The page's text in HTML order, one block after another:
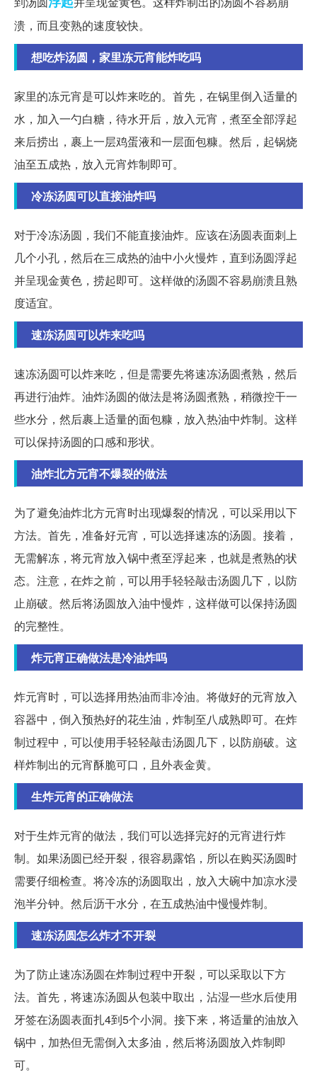
溃，而且变熟的速度较快。
想吃炸汤圆，家里冻元宵能炸吃吗
家里的冻元宵是可以炸来吃的。首先，在锅里倒入适量的
水，加入一勺白糖，待水开后，放入元宵，煮至全部浮起
来后捞出，裹上一层鸡蛋液和一层面包糠。然后，起锅烧
油至五成热，放入元宵炸制即可。
冷冻汤圆可以直接油炸吗
对于冷冻汤圆，我们不能直接油炸。应该在汤圆表面刺上
几个小孔，然后在三成热的油中小火慢炸，直到汤圆浮起
并呈现金黄色，捞起即可。这样做的汤圆不容易崩溃且熟
度适宜。
速冻汤圆可以炸来吃吗
速冻汤圆可以炸来吃，但是需要先将速冻汤圆煮熟，然后
再进行油炸。油炸汤圆的做法是将汤圆煮熟，稍微控干一
些水分，然后裹上适量的面包糠，放入热油中炸制。这样
可以保持汤圆的口感和形状。
油炸北方元宵不爆裂的做法
为了避免油炸北方元宵时出现爆裂的情况，可以采用以下
方法。首先，准备好元宵，可以选择速冻的汤圆。接着，
无需解冻，将元宵放入锅中煮至浮起来，也就是煮熟的状
态。注意，在炸之前，可以用手轻轻敲击汤圆几下，以防
止崩破。然后将汤圆放入油中慢炸，这样做可以保持汤圆
的完整性。
炸元宵正确做法是冷油炸吗
炸元宵时，可以选择用热油而非冷油。将做好的元宵放入
容器中，倒入预热好的花生油，炸制至八成熟即可。在炸
制过程中，可以使用手轻轻敲击汤圆几下，以防崩破。这
样炸制出的元宵酥脆可口，且外表金黄。
生炸元宵的正确做法
对于生炸元宵的做法，我们可以选择完好的元宵进行炸
制。如果汤圆已经开裂，很容易露馅，所以在购买汤圆时
需要仔细检查。将冷冻的汤圆取出，放入大碗中加凉水浸
泡半分钟。然后沥干水分，在五成热油中慢慢炸制。
速冻汤圆怎么炸才不开裂
为了防止速冻汤圆在炸制过程中开裂，可以采取以下方
法。首先，将速冻汤圆从包装中取出，沾湿一些水后使用
牙签在汤圆表面扎4到5个小洞。接下来，将适量的油放入
锅中，加热但无需倒入太多油，然后将汤圆放入炸制即
可。